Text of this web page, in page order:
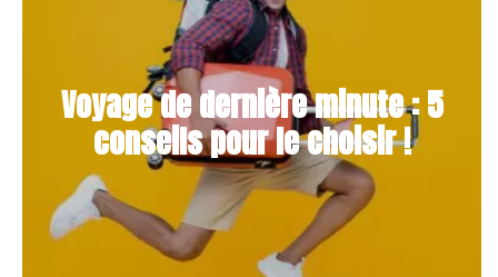
Voyage de dernière minute : 5
conseils pour le choisir !